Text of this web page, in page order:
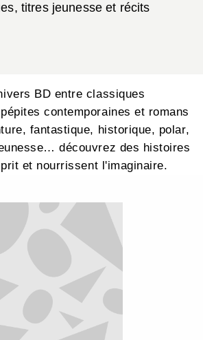
titres jeunesse et récits
BD entre classiques
contemporaines et romans
fantastique, historique, polar,
découvrez des histoires
et nourrissent l'imaginaire.